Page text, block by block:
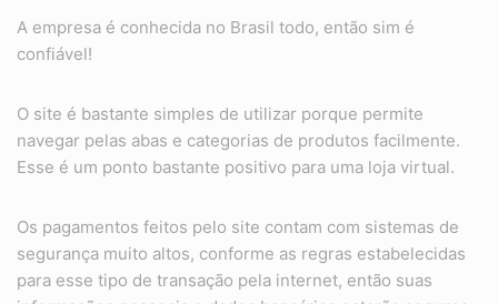
A empresa é conhecida no Brasil todo, então sim é
confiável!
O site é bastante simples de utilizar porque permite
navegar pelas abas e categorias de produtos facilmente.
Esse é um ponto bastante positivo para uma loja virtual.
Os pagamentos feitos pelo site contam com sistemas de
segurança muito altos, conforme as regras estabelecidas
para esse tipo de transação pela internet, então suas